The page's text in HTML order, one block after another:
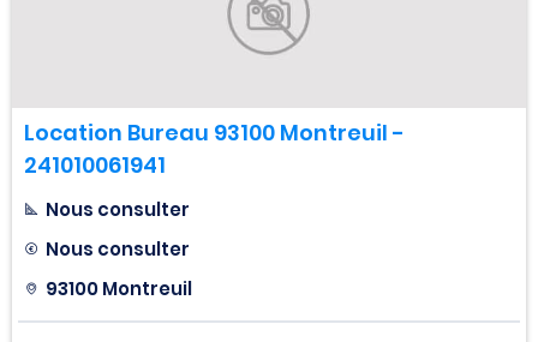
Location Bureau 93100 Montreuil -
241010061941
Nous consulter
Nous consulter
93100 Montreuil